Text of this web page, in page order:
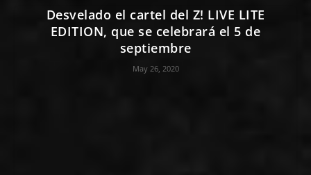
Desvelado el cartel del Z! LIVE LITE
EDITION, que se celebrará el 5 de
septiembre
May 26, 2020